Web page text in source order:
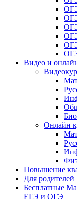
Видео и
Онлайн
Повышение
Для родителей
Бесплатные
ЕГЭ и ОГЭ